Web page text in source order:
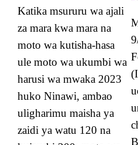
Katika msururu wa ajali
za mara kwa mara na
moto wa kutisha-hasa
ule moto wa ukumbi wa
harusi wa mwaka 2023
huko Ninawi, ambao
uligharimu maisha ya
zaidi ya watu 120 na